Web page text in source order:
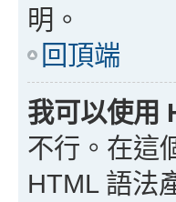
明。
回頂端
我可以使用
不行。在這
HTML 語法